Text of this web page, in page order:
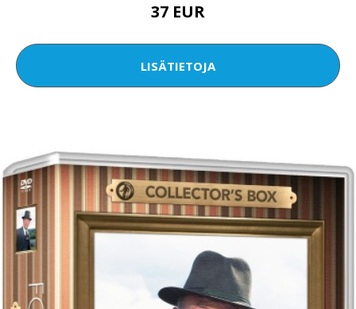
37 EUR
LISÄTIETOJA